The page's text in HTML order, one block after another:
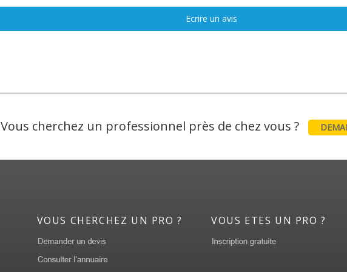
Ecrire un avis
Vous cherchez un professionnel près de chez vous ?
VOUS CHERCHEZ UN PRO ? VOUS ETES UN PRO ?